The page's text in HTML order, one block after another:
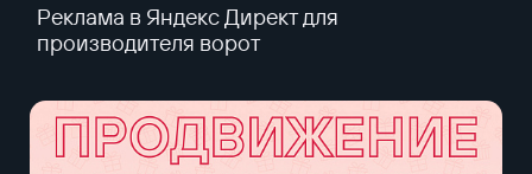
Реклама в Яндекс Директ для
производителя ворот